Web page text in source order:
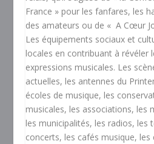
France » pour les fanfares, les
des amateurs ou de « A Cœur
Les équipements sociaux et
locales en contribuant à révéler
expressions musicales. Les
actuelles, les antennes du
écoles de musique, les
musicales, les associations, les
les municipalités, les radios, les
concerts, les cafés musique, les